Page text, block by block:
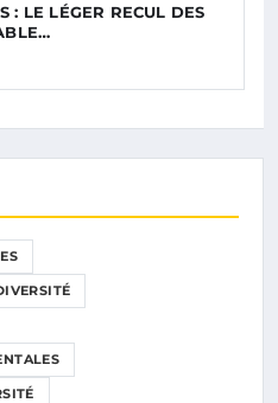
: LE LÉGER RECUL DES